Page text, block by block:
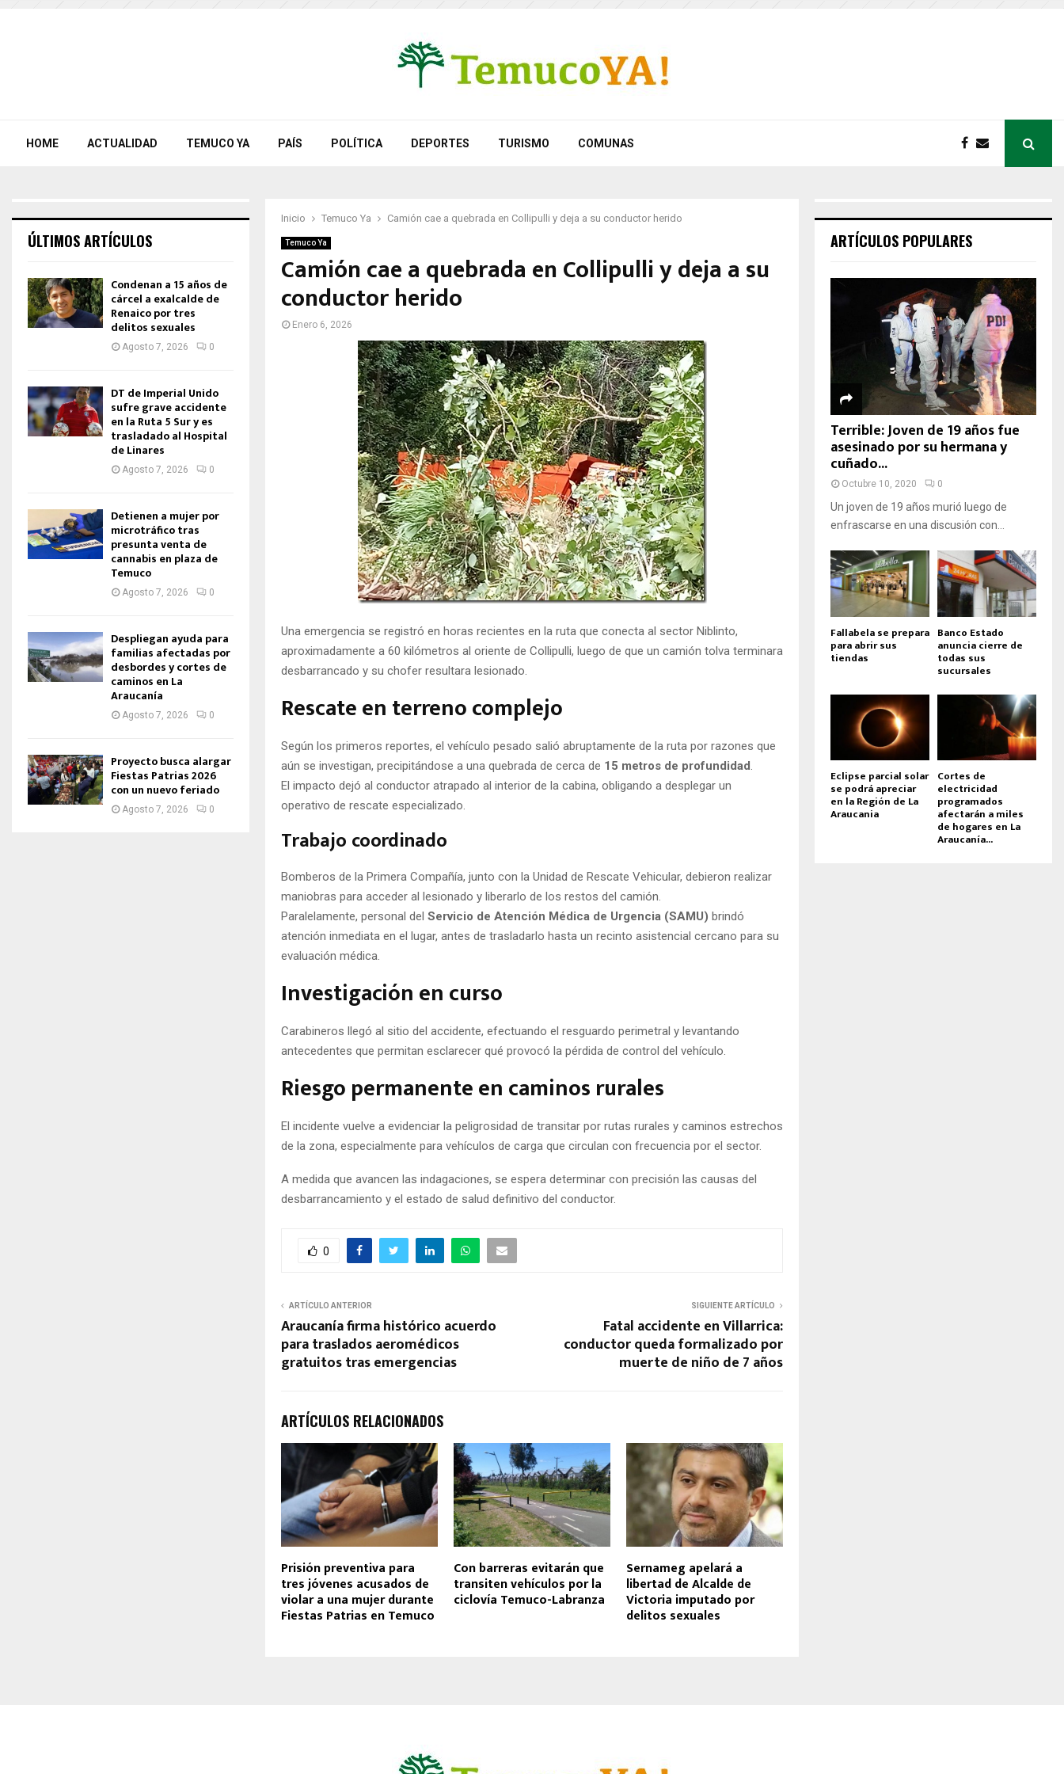
HOME ACTUALIDAD TEMUCO YA PAÍS POLÍTICA DEPORTES TURISMO COMUNAS
Inicio Temuco Ya Camión cae a quebrada en Collipulli y deja a su conductor herido
Temuco Ya
Camión cae a quebrada en Collipulli y deja a su
conductor herido
Enero 6, 2026
Una emergencia se registró en horas recientes en la ruta que conecta al sector Niblinto,
aproximadamente a 60 kilómetros al oriente de Collipulli, luego de que un camión tolva terminara
desbarrancado y su chofer resultara lesionado.
Rescate en terreno complejo
Según los primeros reportes, el vehículo pesado salió abruptamente de la ruta por razones que
aún se investigan, precipitándose a una quebrada de cerca de 15 metros de profundidad
El impacto dejó al conductor atrapado al interior de la cabina, obligando a desplegar un
operativo de rescate especializado.
Trabajo coordinado
Bomberos de la Primera Compañía, junto con la Unidad de Rescate Vehicular, debieron realizar
maniobras para acceder al lesionado y liberarlo de los restos del camión.
Paralelamente, personal del Servicio de Atención Médica de Urgencia (SAMU) brindó
atención inmediata en el lugar, antes de trasladarlo hasta un recinto asistencial cercano para su
evaluación médica.
Investigación en curso
Carabineros llegó al sitio del accidente, efectuando el resguardo perimetral y levantando
antecedentes que permitan esclarecer qué provocó la pérdida de control del vehículo.
Riesgo permanente en caminos rurales
El incidente vuelve a evidenciar la peligrosidad de transitar por rutas rurales y caminos estrechos
de la zona, especialmente para vehículos de carga que circulan con frecuencia por el sector.
A medida que avancen las indagaciones, se espera determinar con precisión las causas del
desbarrancamiento y el estado de salud definitivo del conductor.
0
ARTÍCULO ANTERIOR
Araucanía firma histórico acuerdo
para traslados aeromédicos
gratuitos tras emergencias
SIGUIENTE ARTÍCULO
Fatal accidente en Villarrica:
conductor queda formalizado por
muerte de niño de 7 años
ARTÍCULOS RELACIONADOS
Prisión preventiva para
tres jóvenes acusados de
violar a una mujer durante
Fiestas Patrias en Temuco
Con barreras evitarán que
transiten vehículos por la
ciclovía Temuco-Labranza
Sernameg apelará a
libertad de Alcalde de
Victoria imputado por
delitos sexuales
ÚLTIMOS ARTÍCULOS
Condenan a 15 años de
cárcel a exalcalde de
Renaico por tres
delitos sexuales
Agosto 7, 2026 0
DT de Imperial Unido
sufre grave accidente
en la Ruta 5 Sur y es
trasladado al Hospital
de Linares
Agosto 7, 2026 0
Detienen a mujer por
microtráfico tras
presunta venta de
cannabis en plaza de
Temuco
Agosto 7, 2026 0
Despliegan ayuda para
familias afectadas por
desbordes y cortes de
caminos en La
Araucanía
Agosto 7, 2026 0
Proyecto busca alargar
Fiestas Patrias 2026
con un nuevo feriado
Agosto 7, 2026 0
ARTÍCULOS POPULARES
Terrible: Joven de 19 años fue
asesinado por su hermana y
cuñado...
Octubre 10, 2020 0
Un joven de 19 años murió luego de
enfrascarse en una discusión con...
Fallabela se prepara
para abrir sus
tiendas
Banco Estado
anuncia cierre de
todas sus
sucursales
Eclipse parcial solar
se podrá apreciar
en la Región de La
Araucania
Cortes de
electricidad
programados
afectarán a miles
de hogares en La
Araucanía...